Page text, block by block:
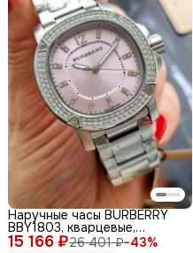
15 166 ₽26 401 ₽−43%
Наручные часы BURBERRY
BBY1803, кварцевые,
женские, светло-розового